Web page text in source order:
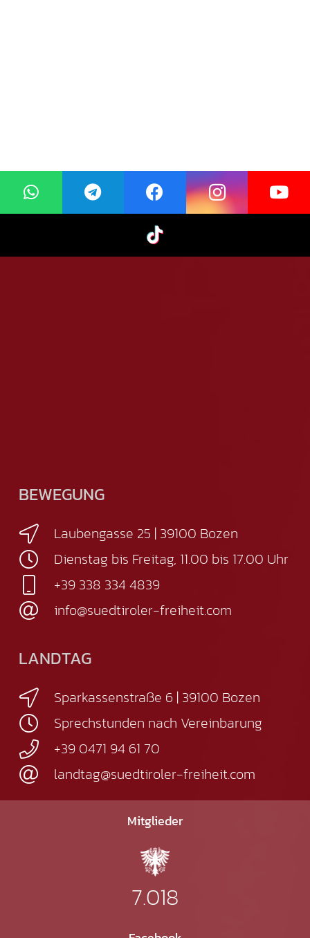
BEWEGUNG
Laubengasse 25 | 39100 Bozen
Dienstag bis Freitag, 11.00 bis 17.00 Uhr
+39 338 334 4839
info@suedtiroler-freiheit.com
LANDTAG
Sparkassenstraße 6 | 39100 Bozen
Sprechstunden nach Vereinbarung
+39 0471 94 61 70
landtag@suedtiroler-freiheit.com
Mitglieder
7.018